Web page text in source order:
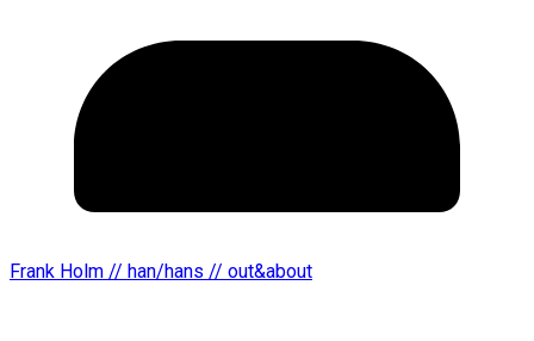
Frank Holm // han/hans // out&about